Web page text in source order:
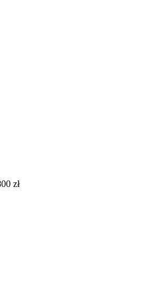
zł